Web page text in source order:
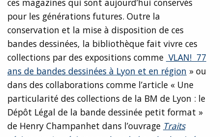
ces magazines qui sont aujourd’hui conservés
pour les générations futures. Outre la
conservation et la mise à disposition de ces
bandes dessinées, la bibliothèque fait vivre ces
collections par des expositions comme VLAN! 77
ans de bandes dessinées à Lyon et en région » ou
dans des collaborations comme l’article « Une
particularité des collections de la BM de Lyon : le
Dépôt Légal de la bande dessinée petit format »
de Henry Champanhet dans l’ouvrage Traits